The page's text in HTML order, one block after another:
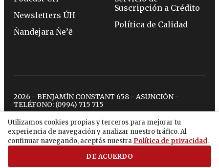
Utilizamos cookies propias y terceros para mejorar tu
experiencia de navegación y analizar nuestro tráfico. Al
continuar navegando, aceptás nuestra Política de privacidad.
DE ACUERDO
Newsletters ÚH
Ñandejara Ñe’ẽ
Suscripción a Crédito
Política de Calidad
2026 - BENJAMÍN CONSTANT 658 - ASUNCIÓN -
TELÉFONO: (0994) 715 715
twitterinstagram
facebook
tiktokyoutubespotify